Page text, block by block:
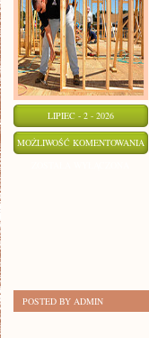
LIPIEC - 2 - 2026
MOŻLIWOŚĆ KOMENTOWANIA
POSTED BY ADMIN